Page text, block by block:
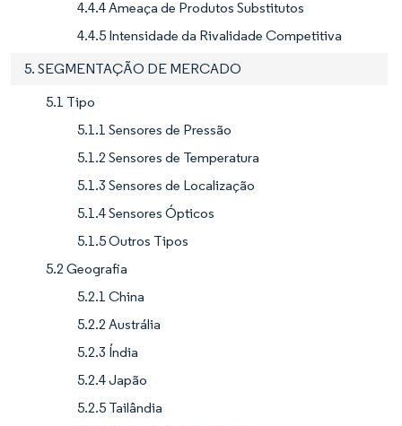
4.4.4 Ameaça de Produtos Substitutos
4.4.5 Intensidade da Rivalidade Competitiva
5. SEGMENTAÇÃO DE MERCADO
5.1 Tipo
5.1.1 Sensores de Pressão
5.1.2 Sensores de Temperatura
5.1.3 Sensores de Localização
5.1.4 Sensores Ópticos
5.1.5 Outros Tipos
5.2 Geografia
5.2.1 China
5.2.2 Austrália
5.2.3 Índia
5.2.4 Japão
5.2.5 Tailândia